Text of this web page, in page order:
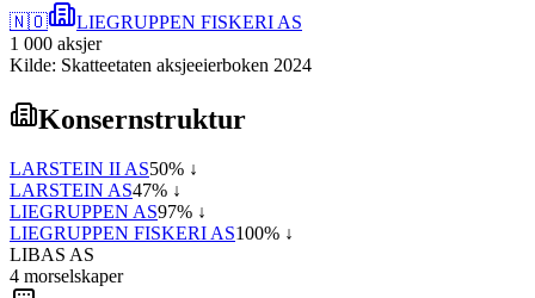
🇳🇴
LIEGRUPPEN FISKERI AS
1 000 aksjer
Kilde: Skatteetaten aksjeeierboken 2024
Konsernstruktur
LARSTEIN II AS50% ↓
LARSTEIN AS47% ↓
LIEGRUPPEN AS97% ↓
LIEGRUPPEN FISKERI AS100% ↓
LIBAS AS
4 morselskaper